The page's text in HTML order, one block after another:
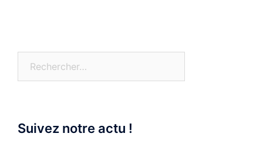
Suivez notre actu !